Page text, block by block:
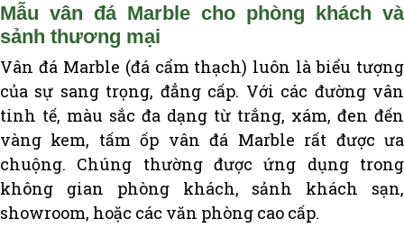
Mẫu vân đá Marble cho phòng khách và
sảnh thương mại
Vân đá Marble (đá cẩm thạch) luôn là biểu tượng
của sự sang trọng, đẳng cấp. Với các đường vân
tinh tế, màu sắc đa dạng từ trắng, xám, đen đến
vàng kem, tấm ốp vân đá Marble rất được ưa
chuộng. Chúng thường được ứng dụng trong
không gian phòng khách, sảnh khách sạn,
showroom, hoặc các văn phòng cao cấp.